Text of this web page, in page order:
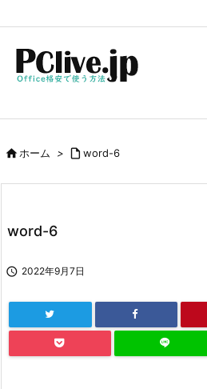
ホーム >  word-6
word-6
 2022年9月7日